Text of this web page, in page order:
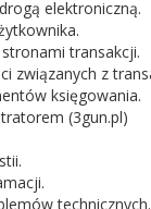
elektroniczną.
transakcji.
związanych z
księgowania.
(3gun.pl)
technicznych.